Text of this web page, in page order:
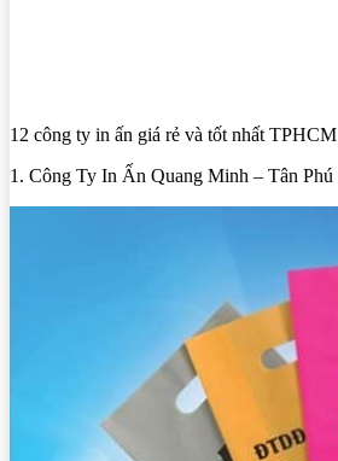
12 công ty in ấn giá rẻ và tốt nhất TPHCM
1. Công Ty In Ấn Quang Minh – Tân Phú